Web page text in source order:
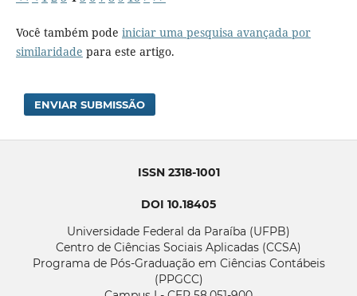
Você também pode iniciar uma pesquisa avançada por
similaridade para este artigo.
ENVIAR SUBMISSÃO
ISSN 2318-1001
DOI 10.18405
Universidade Federal da Paraíba (UFPB)
Centro de Ciências Sociais Aplicadas (CCSA)
Programa de Pós-Graduação em Ciências Contábeis
(PPGCC)